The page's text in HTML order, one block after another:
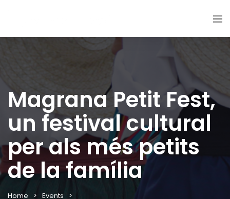
Magrana Petit Fest,
un festival cultural
per als més petits
de la família
Home
Events